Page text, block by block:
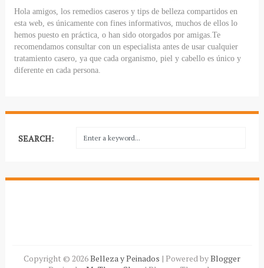
Hola amigos, los remedios caseros y tips de belleza compartidos en
esta web, es únicamente con fines informativos, muchos de ellos lo
hemos puesto en práctica, o han sido otorgados por amigas.Te
recomendamos consultar con un especialista antes de usar cualquier
tratamiento casero, ya que cada organismo, piel y cabello es único y
diferente en cada persona.
SEARCH:
Copyright ©2026Belleza y Peinados | Powered byBlogger